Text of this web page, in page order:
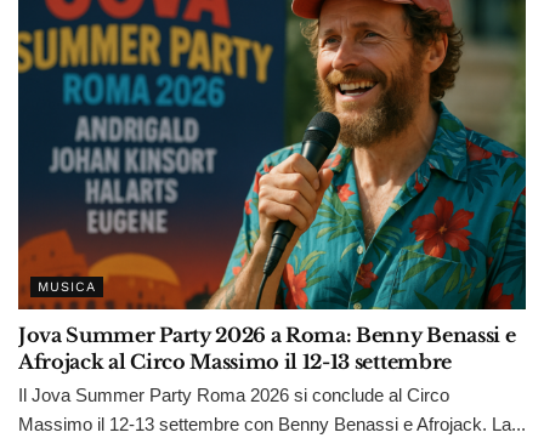
MUSICA
Jova Summer Party 2026 a Roma: Benny Benassi e
Afrojack al Circo Massimo il 12-13 settembre
Il Jova Summer Party Roma 2026 si conclude al Circo
Massimo il 12-13 settembre con Benny Benassi e Afrojack. La...